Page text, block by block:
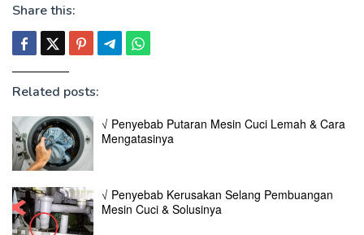
Share this:
Related posts:
√ Penyebab Putaran Mesin Cuci Lemah & Cara
Mengatasinya
√ Penyebab Kerusakan Selang Pembuangan
Mesin Cuci & Solusinya